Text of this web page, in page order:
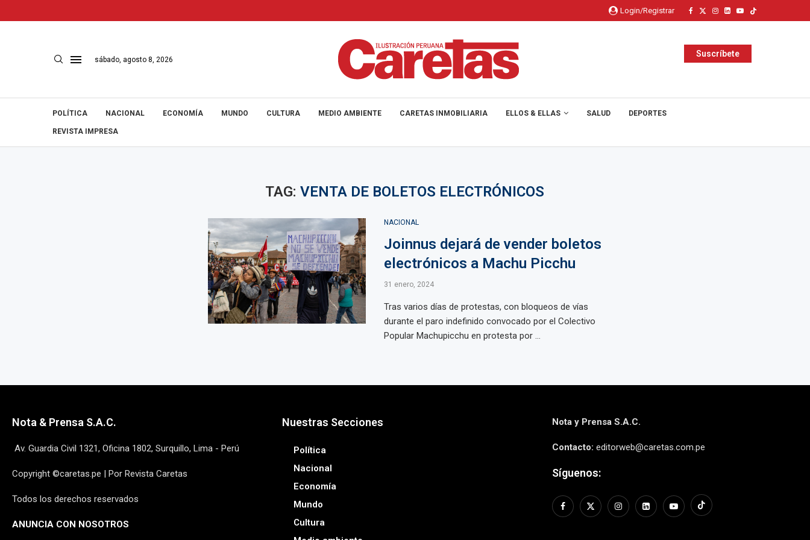
Login/Registrar
sábado, agosto 8, 2026
Suscríbete
POLÍTICA NACIONAL ECONOMÍA MUNDO CULTURA MEDIO AMBIENTE CARETAS INMOBILIARIA ELLOS & ELLAS SALUD DEPORTES
REVISTA IMPRESA
TAG:VENTA DE BOLETOS ELECTRÓNICOS
NACIONAL
Joinnus dejará de vender boletos
electrónicos a Machu Picchu
31 enero, 2024
Tras varios días de protestas, con bloqueos de vías
durante el paro indefinido convocado por el Colectivo
Popular Machupicchu en protesta por ...
Nota & Prensa S.A.C.
Av. Guardia Civil 1321, Oficina 1802, Surquillo, Lima - Perú
Copyright ©caretas.pe | Por Revista Caretas
Todos los derechos reservados
ANUNCIA CON NOSOTROS
Nuestras Secciones
Política
Nacional
Economía
Mundo
Cultura
Nota y Prensa S.A.C.
Contacto: editorweb@caretas.com.pe
Síguenos: